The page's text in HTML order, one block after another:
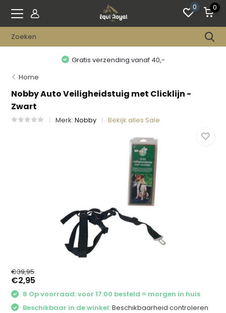
0 0
Gratis verzending vanaf 40,-
Home
Nobby Auto Veiligheidstuig met Clicklijn -
Zwart
Merk:Nobby Bekijk alles Sale
€39,95
€2,95
8 Op voorraad: voor 17:00 besteld = morgen in huis
Beschikbaar in de winkel:Beschikbaarheid controleren